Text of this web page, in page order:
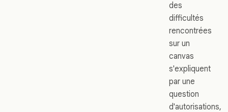
des
difficultés
rencontrées
sur un
canvas
s'expliquent
par une
question
d'autorisations,